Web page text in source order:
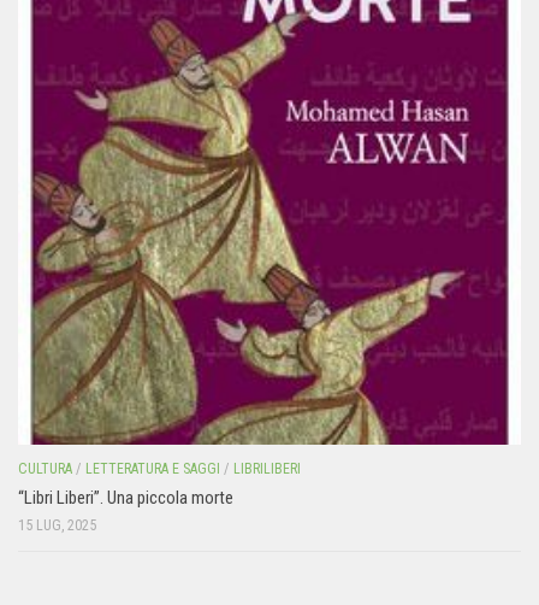
CULTURA / LETTERATURA E SAGGI / LIBRILIBERI
“Libri Liberi”. Una piccola morte
15 LUG, 2025